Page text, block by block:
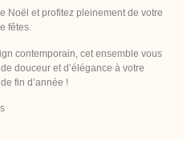
Noël et profitez pleinement de votre
fêtes.
contemporain, cet ensemble vous
douceur et d’élégance à votre
fin d’année !